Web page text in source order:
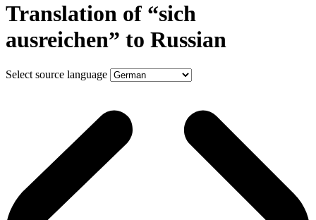
Translation of “sich
ausreichen” to Russian
Select source language